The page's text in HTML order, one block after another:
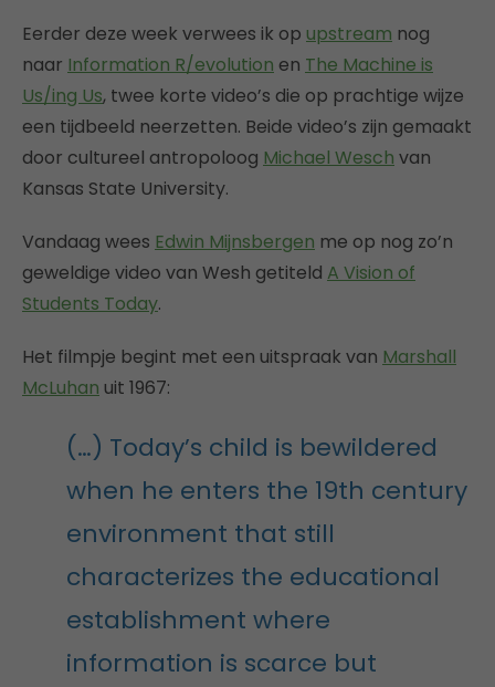
Eerder deze week verwees ik op upstream nog
naar Information R/evolution en The Machine is
Us/ing Us, twee korte video’s die op prachtige wijze
een tijdbeeld neerzetten. Beide video’s zijn gemaakt
door cultureel antropoloog Michael Wesch van
Kansas State University.
Vandaag wees Edwin Mijnsbergen me op nog zo’n
geweldige video van Wesh getiteld A Vision of
Students Today.
Het filmpje begint met een uitspraak van Marshall
McLuhan uit 1967:
(…) Today’s child is bewildered
when he enters the 19th century
environment that still
characterizes the educational
establishment where
information is scarce but